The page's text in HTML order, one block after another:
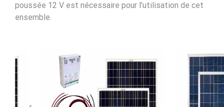
poussée 12 V est nécessaire pour l'utilisation de cet
ensemble.